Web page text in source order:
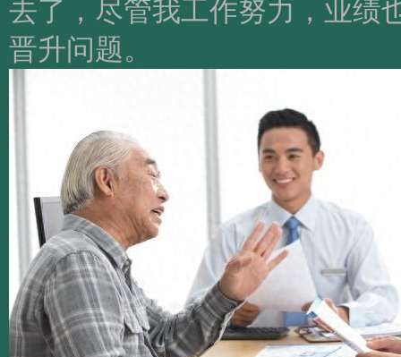
去了，尽管我工作努力，业绩
晋升问题。